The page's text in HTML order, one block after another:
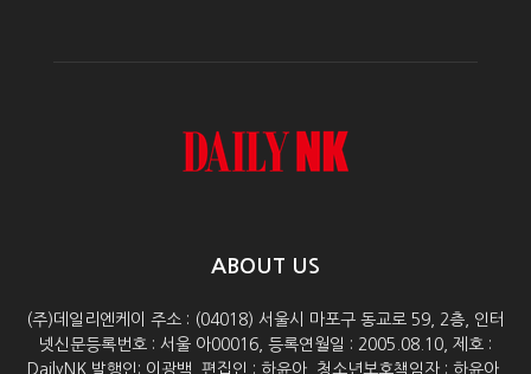
ABOUT US
(주)데일리엔케이 주소 : (04018) 서울시 마포구 동교로 59, 2층, 인터
넷신문등록번호 : 서울 아00016, 등록연월일 : 2005.08.10, 제호 :
DailyNK 발행인: 이광백, 편집인 : 하윤아, 청소년보호책임자 : 하윤아,